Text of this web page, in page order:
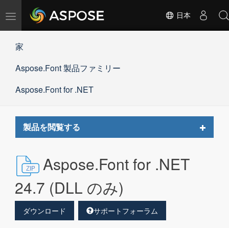
ナ
ー
ョ
の
日本
家
Aspose.Font 製品ファミリー
Aspose.Font for .NET
製品を閲覧する
Toggle
Aspose.Font for .NET
24.7 (DLL のみ)
ダウンロード サポートフォーラム